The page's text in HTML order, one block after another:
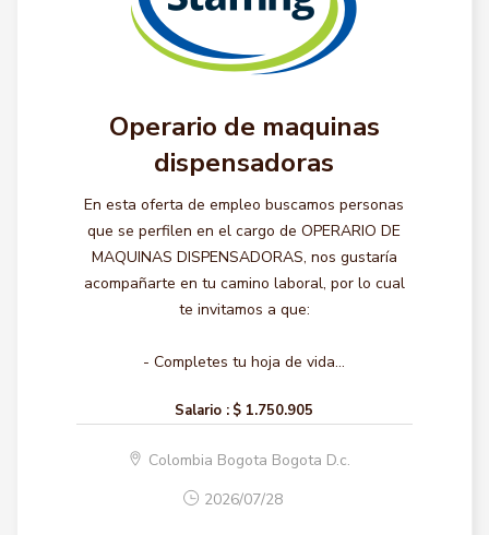
Operario de maquinas
dispensadoras
En esta oferta de empleo buscamos personas
que se perfilen en el cargo de OPERARIO DE
MAQUINAS DISPENSADORAS, nos gustaría
acompañarte en tu camino laboral, por lo cual
te invitamos a que:
- Completes tu hoja de vida...
Salario : $ 1.750.905
Colombia Bogota Bogota D.c.
2026/07/28